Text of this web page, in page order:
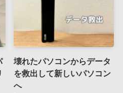
壊れたパソコンからデータ
を救出して新しいパソコン
へ